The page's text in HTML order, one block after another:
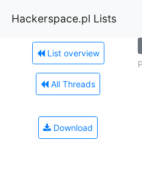
Hackerspace.pl Lists
List overview
All Threads
Download